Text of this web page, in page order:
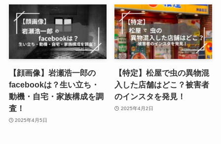
【顔画像】岩瀬浩一郎の
facebookは？生い立ち・
動機・自宅・家族構成を調
査！
2025年4月5日
【特定】松屋で虫の異物混
入した店舗はどこ？被害者
のインスタを発見！
2025年4月2日